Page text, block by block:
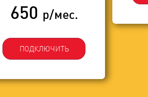
650 р/мес.
ПОДКЛЮЧИТЬ